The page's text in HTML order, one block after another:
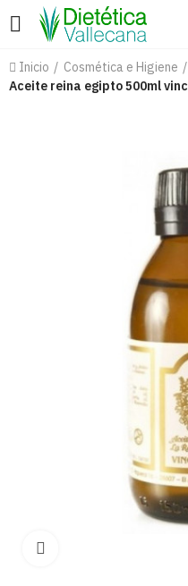
Inicio Cosmética e Higiene
Aceite reina egipto 500ml vinc